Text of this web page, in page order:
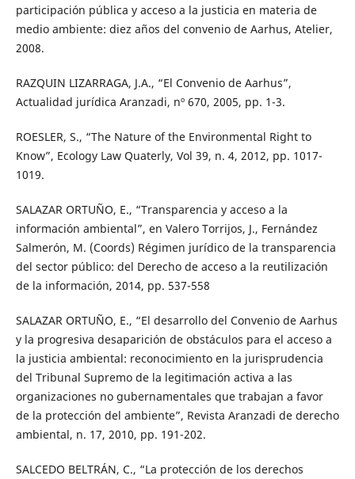
participación pública y acceso a la justicia en materia de
medio ambiente: diez años del convenio de Aarhus, Atelier,
2008.
RAZQUIN LIZARRAGA, J.A., “El Convenio de Aarhus”,
Actualidad jurídica Aranzadi, nº 670, 2005, pp. 1-3.
ROESLER, S., “The Nature of the Environmental Right to
Know”, Ecology Law Quaterly, Vol 39, n. 4, 2012, pp. 1017-
1019.
SALAZAR ORTUÑO, E., “Transparencia y acceso a la
información ambiental”, en Valero Torrijos, J., Fernández
Salmerón, M. (Coords) Régimen jurídico de la transparencia
del sector público: del Derecho de acceso a la reutilización
de la información, 2014, pp. 537-558
SALAZAR ORTUÑO, E., “El desarrollo del Convenio de Aarhus
y la progresiva desaparición de obstáculos para el acceso a
la justicia ambiental: reconocimiento en la jurisprudencia
del Tribunal Supremo de la legitimación activa a las
organizaciones no gubernamentales que trabajan a favor
de la protección del ambiente”, Revista Aranzadi de derecho
ambiental, n. 17, 2010, pp. 191-202.
SALCEDO BELTRÁN, C., “La protección de los derechos